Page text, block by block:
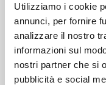
Utilizziamo i cookie
annunci, per fornire
analizzare il nostro
informazioni sul
nostri partner che si
pubblicità e social
at ks
at ah
at Oy
at na
at th
at eh
at